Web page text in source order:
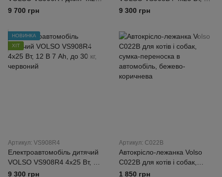
Вт, 12 В 7 Ah, до 35 кг, сірий
9 700 грн
В 7 Ah, до 30 кг, синій
9 300 грн
НОВИНКА
ХІТ
Артикул: VS908R4
Електроавтомобіль дитячий
VOLSO VS908R4 4х25 Вт, 12
В 7 Ah, до 30 кг, червоний
9 300 грн
Артикул: C022B
Автокрісло-лежанка Volso
C022B для котів і собак,
сумка-переноска в
1 850 грн